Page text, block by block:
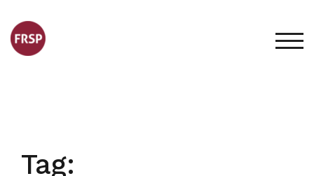
content
Tag: